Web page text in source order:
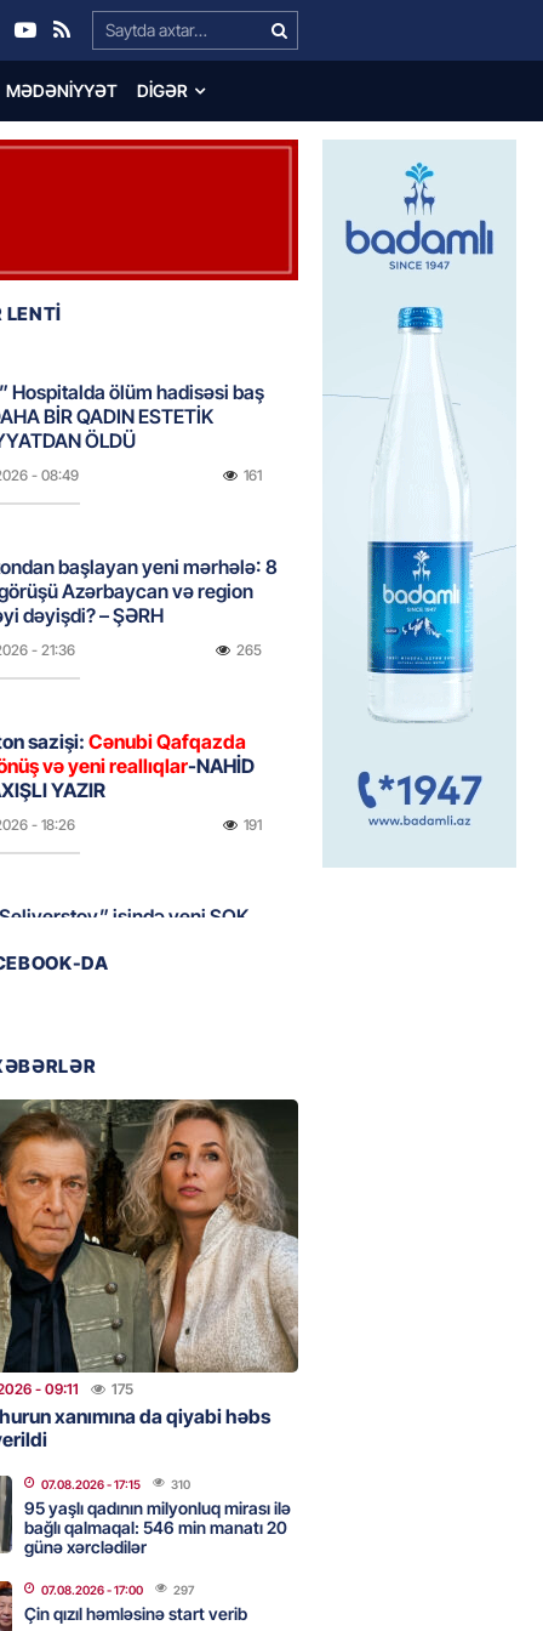
Search…
MƏDƏNIYYƏT DIGƏR
Hospitalda ölüm hadisəsi baş
BİR QADIN ESTETİK
ÖLDÜ
- 08:49 161
başlayan yeni mərhələ: 8
Azərbaycan və region
dəyişdi? – ŞƏRH
- 21:36 265
sazişi:Cənubi Qafqazda
və yeni reallıqlar-NAHİD
YAZIR
- 18:26 191
işində yeni ŞOK
sürətli qaçış
evlənməsə yaxşıdır” —
- 15:37 204
İlham Əliyev müharibəni
həm də sülhü qazandı!” –
- 14:50 171
oğlu türkcə danışdı
- 14:39
Prezident İlham Əliyevə
DA
- 09:11 175
xanımına da qiyabi həbs
07.08.2026- 17:15 310
95 yaşlı qadının milyonluq mirası ilə
bağlı qalmaqal: 546 min manatı 20
günə xərclədilər
07.08.2026- 17:00 297
Çin qızıl həmləsinə start verib